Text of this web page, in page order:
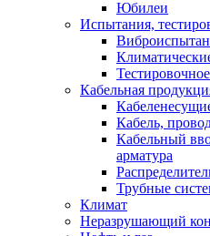
Юбилеи
Испытания,
Кабельная
Кабель,
Кабельный
арматура
Трубные
Климат
Неразрушающий